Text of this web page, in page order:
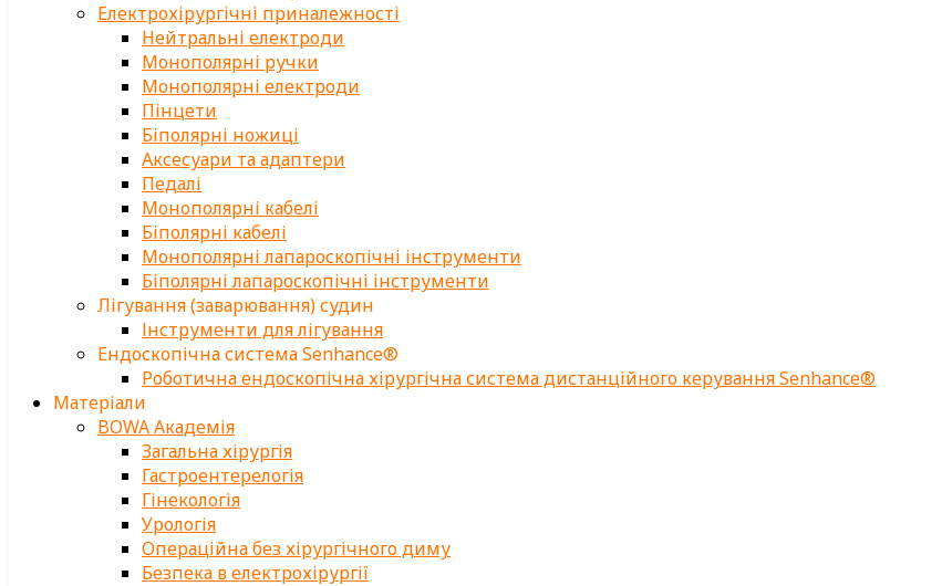
Електрохірургічні приналежності
Нейтральні електроди
Монополярні ручки
Монополярні електроди
Пінцети
Біполярні ножиці
Аксесуари та адаптери
Педалі
Монополярні кабелі
Біполярні кабелі
Монополярні лапароскопічні інструменти
Біполярні лапароскопічні інструменти
Лігування (заварювання) судин
Інструменти для лігування
Ендоскопічна система Senhance®
Роботична ендоскопічна хірургічна система дистанційного керування Senhance®
Матеріали
BOWA Академія
Загальна хірургія
Гастроентерелогія
Гінекологія
Урологія
Операційна без хірургічного диму
Безпека в електрохірургії